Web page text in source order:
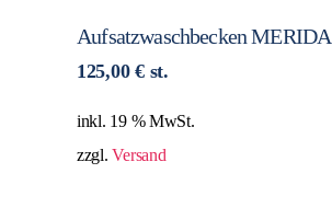
Aufsatzwaschbecken MERIDA
125,00€ st.
inkl. 19 % MwSt.
zzgl.Versand